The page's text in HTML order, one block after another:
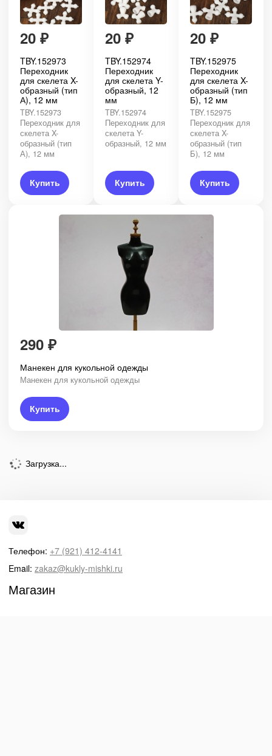
20 ₽
TBY.152973
Переходник
для скелета X-
образный (тип
А), 12 мм
TBY.152973
Переходник для
скелета X-
образный (тип
А), 12 мм
Купить
20 ₽
TBY.152974
Переходник
для скелета Y-
образный, 12
мм
TBY.152974
Переходник для
скелета Y-
образный, 12 мм
Купить
20 ₽
TBY.152975
Переходник
для скелета X-
образный (тип
Б), 12 мм
TBY.152975
Переходник для
скелета X-
образный (тип
Б), 12 мм
Купить
290 ₽
Манекен для кукольной одежды
Манекен для кукольной одежды
Купить
Загрузка...
Телефон: +7 (921) 412-4141
Email: zakaz@kukly-mishki.ru
Магазин